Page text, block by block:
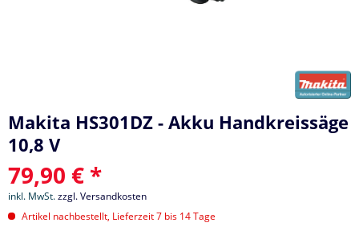
Makita HS301DZ - Akku Handkreissäge
10,8 V
79,90 € *
inkl. MwSt.zzgl. Versandkosten
Artikel nachbestellt, Lieferzeit 7 bis 14 Tage